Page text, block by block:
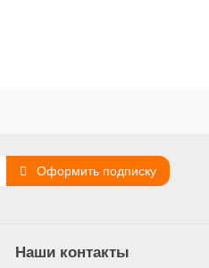
Оформить подписку
Наши контакты